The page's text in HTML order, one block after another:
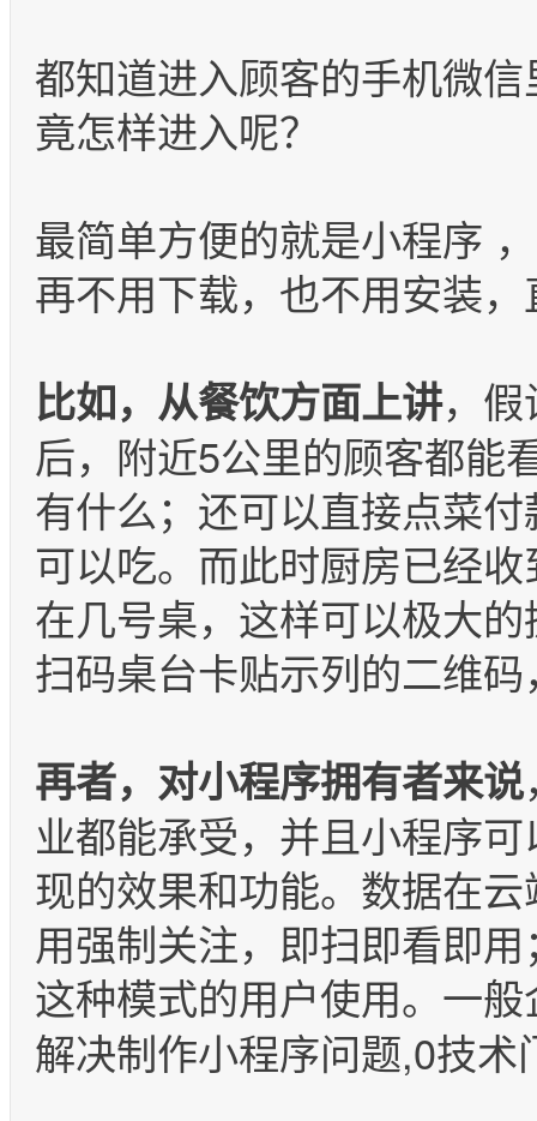
都知道进入顾客的手机微
竟怎样进入呢？
最简单方便的就是小程序
再不用下载，也不用安装
比如，从餐饮方面上讲，假
后，附近5公里的顾客都能
有什么；还可以直接点菜
可以吃。而此时厨房已经
在几号桌，这样可以极大
扫码桌台卡贴示列的二维
再者，对小程序拥有者来说
业都能承受，并且小程序
现的效果和功能。数据在
用强制关注，即扫即看即
这种模式的用户使用。一
解决制作小程序问题,0技